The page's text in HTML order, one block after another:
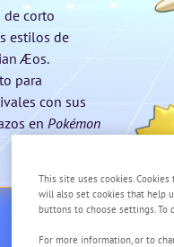
de corto
estilos de
Æos.
para
con sus
en Pokémon
This site uses cookies.
will also set cookies that help
buttons to choose settings. To
For more information, or to